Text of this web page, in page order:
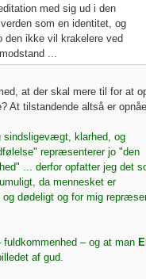
med sig ud i den
som en identitet, og
den ikke vil krakelere ved
...
at der skal mere til for at
At tilstandende altså er
sindsligevægt, klarhed, og
repræsenterer jo "den
... derfor opfatter jeg det
da mennesket er
og dødeligt og for mig
fuldkommenhed – og at man
af gud.